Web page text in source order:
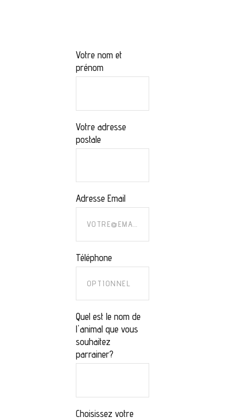
Votre nom et
prénom
Votre adresse
postale
Adresse Email
Téléphone
Quel est le nom de
l'animal que vous
souhaitez
parrainer?
Choisissez votre